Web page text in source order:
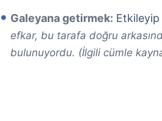
Galeyana getirmek: Etkileyip
efkar, bu tarafa doğru
bulunuyordu. (İlgili cümle